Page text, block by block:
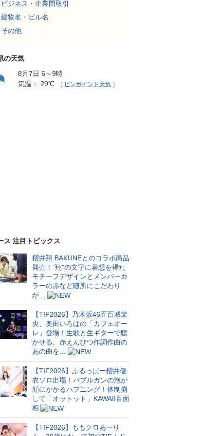
ビジネス・企業間取引
建物名・ビル名
その他
の天気
8月7日 6～9時
気温： 29℃
（ ピンポイント天気 ）
ス 注目トピックス
櫻井翔 BAKUNEとのコラボ商品
発売！“翔”の文字に着想を得た
モチーフデザインとメンバーカ
ラーの赤など随所にこだわり
が…
【TIF2026】乃木坂46五百城茉
央、奥田いろはの「カフェオー
レ」登場！生歌と生ギターで聴
かせる。赤えんぴつ作詞作曲の
あの曲を…
【TIF2026】ふるっぱー櫻井優
衣ソロ出場！バブルガンの泡が
顔にかかるハプニング！体制崩
して「オットット」KAWAII百面
相
【TIF2026】ももクロあーり